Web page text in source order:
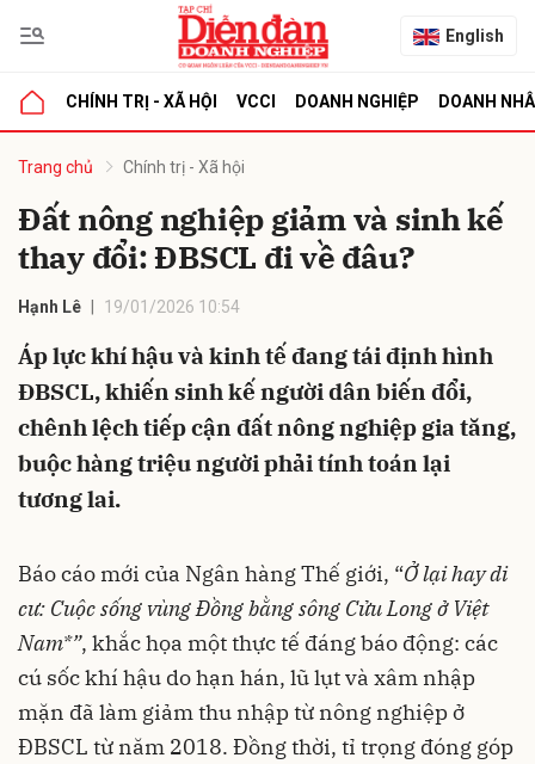
English
CHÍNH TRỊ - XÃ HỘI VCCI DOANH NGHIỆP DOANH
Trang chủ Chính trị - Xã hội
Đất nông nghiệp giảm và sinh kế
thay đổi: ĐBSCL đi về đâu?
Hạnh Lê 19/01/2026 10:54
Áp lực khí hậu và kinh tế đang tái định hình
ĐBSCL, khiến sinh kế người dân biến đổi,
chênh lệch tiếp cận đất nông nghiệp gia tăng,
buộc hàng triệu người phải tính toán lại
tương lai.
Báo cáo mới của Ngân hàng Thế giới, “Ở lại hay di
cư: Cuộc sống vùng Đồng bằng sông Cửu Long ở Việt
Nam*”, khắc họa một thực tế đáng báo động: các
cú sốc khí hậu do hạn hán, lũ lụt và xâm nhập
mặn đã làm giảm thu nhập từ nông nghiệp ở
ĐBSCL từ năm 2018. Đồng thời, tỉ trọng đóng góp
luận
Hủy